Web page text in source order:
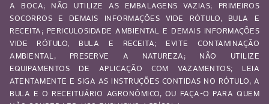
A BOCA; NÃO UTILIZE AS EMBALAGENS VAZIAS; PRIMEIROS
SOCORROS E DEMAIS INFORMAÇÕES VIDE RÓTULO, BULA E
RECEITA; PERICULOSIDADE AMBIENTAL E DEMAIS INFORMAÇÕES
VIDE RÓTULO, BULA E RECEITA; EVITE CONTAMINAÇÃO
AMBIENTAL, PRESERVE A NATUREZA; NÃO UTILIZE
EQUIPAMENTOS DE APLICAÇÃO COM VAZAMENTOS; LEIA
ATENTAMENTE E SIGA AS INSTRUÇÕES CONTIDAS NO RÓTULO, A
BULA E O RECEITUÁRIO AGRONÔMICO, OU FAÇA-O PARA QUEM